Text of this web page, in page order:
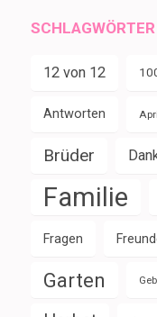
SCHLAGWÖRTER
12 von 12
Antworten
Brüder
Familie
Fragen
Garten